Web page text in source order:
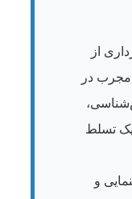
از
مجرب در
تسلط
و